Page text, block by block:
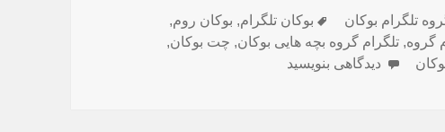
تلگرام بوکان برچسب‌ها
بوکان تلگرام, بوکان روم,
گروه,تلگرام گروه بچه هایی بوکان, چت بوکان,
برای تلگرام گروه بچه هایی بوکان
دیدگاهی بنویسید